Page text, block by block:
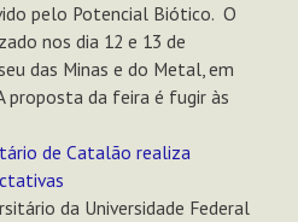
pelo Potencial Biótico. O
nos dia 12 e 13 de
das Minas e do Metal, em
proposta da feira é fugir às
de Catalão realiza
da Universidade Federal